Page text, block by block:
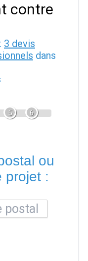
contre
3 devis
dans
5 6
ou
projet :